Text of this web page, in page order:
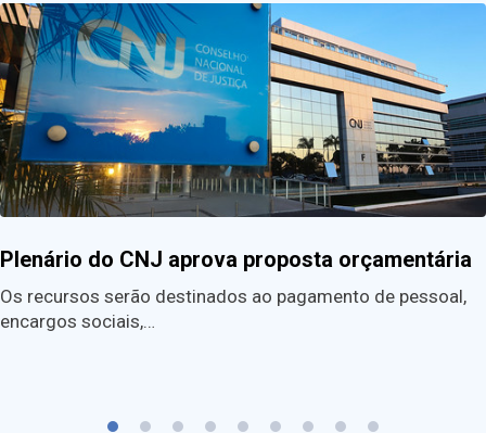
Plenário do CNJ aprova proposta orçamentária
Os recursos serão destinados ao pagamento de pessoal,
encargos sociais,…